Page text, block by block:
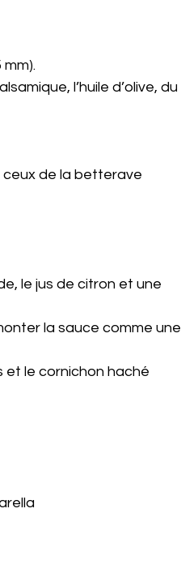
l’huile d’olive, du
ceux de la betterave
le jus de citron et une
la sauce comme une
et le cornichon haché